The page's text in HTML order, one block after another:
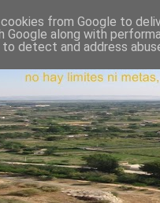
from Google to
Google along with
detect and address